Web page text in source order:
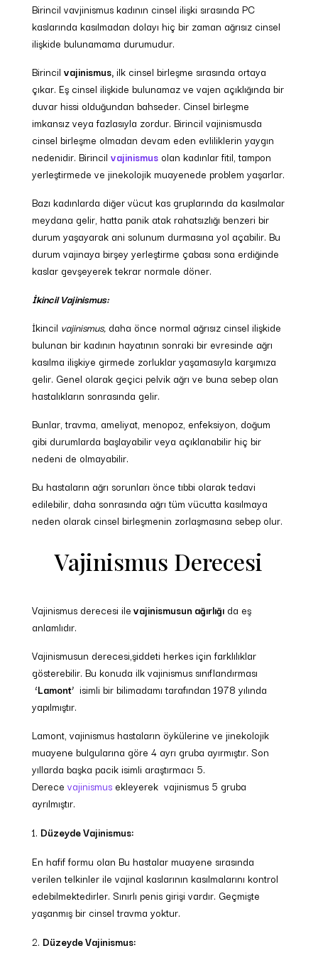
Birincil vavjinismus kadının cinsel ilişki sırasında PC
kaslarında kasılmadan dolayı hiç bir zaman ağrısız cinsel
ilişkide bulunamama durumudur.
Birincil vajinismus,ilk cinsel birleşme sırasında ortaya
çıkar. Eş cinsel ilişkide bulunamaz ve vajen açıklığında bir
duvar hissi olduğundan bahseder. Cinsel birleşme
imkansız veya fazlasıyla zordur. Birincil vajinismusda
cinsel birleşme olmadan devam eden evliliklerin yaygın
nedenidir. Birincil vajinismusolan kadınlar fitil, tampon
yerleştirmede ve jinekolojik muayenede problem yaşarlar.
Bazı kadınlarda diğer vücut kas gruplarında da kasılmalar
meydana gelir, hatta panik atak rahatsızlığı benzeri bir
durum yaşayarak ani solunum durmasına yol açabilir. Bu
durum vajinaya birşey yerleştirme çabası sona erdiğinde
kaslar gevşeyerek tekrar normale döner.
İkincil Vajinismus:
İkincil vajinismus,daha önce normal ağrısız cinsel ilişkide
bulunan bir kadının hayatının sonraki bir evresinde ağrı
kasılma ilişkiye girmede zorluklar yaşamasıyla karşımıza
gelir. Genel olarak geçici pelvik ağrı ve buna sebep olan
hastalıkların sonrasında gelir.
Bunlar, travma, ameliyat, menopoz, enfeksiyon, doğum
gibi durumlarda başlayabilir veya açıklanabilir hiç bir
nedeni de olmayabilir.
Bu hastaların ağrı sorunları önce tıbbi olarak tedavi
edilebilir, daha sonrasında ağrı tüm vücutta kasılmaya
neden olarak cinsel birleşmenin zorlaşmasına sebep olur.
Vajinismus Derecesi
Vajinismus derecesi ilevajinismusun ağırlığıda eş
anlamlıdır.
Vajinismusun derecesi,şiddeti herkes için farklılıklar
gösterebilir. Bu konuda ilk vajinismus sınıflandırması
‘Lamont’isimli bir bilimadamı tarafından 1978 yılında
yapılmıştır.
Lamont, vajinismus hastaların öykülerine ve jinekolojik
muayene bulgularına göre 4 ayrı gruba ayırmıştır. Son
yıllarda başka pacik isimli araştırmacı 5.
Derece vajinismus ekleyerek vajinismus 5 gruba
ayrılmıştır.
Düzeyde Vajinismus:
En hafif formu olan Bu hastalar muayene sırasında
verilen telkinler ile vajinal kaslarının kasılmalarını kontrol
edebilmektedirler. Sınırlı penis girişi vardır. Geçmişte
yaşanmış bir cinsel travma yoktur.
Düzeyde Vajinismus: